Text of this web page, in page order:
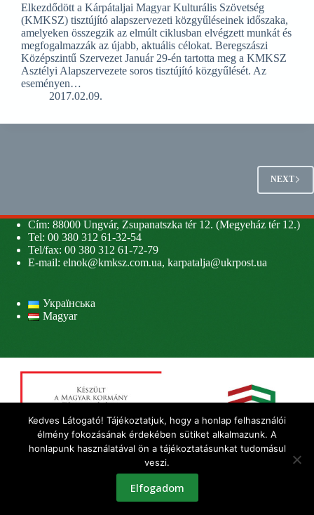
Elkezdődött a Kárpátaljai Magyar Kulturális Szövetség
(KMKSZ) tisztújító alapszervezeti közgyűléseinek időszaka,
amelyeken összegzik az elmúlt ciklusban elvégzett munkát és
megfogalmazzák az újabb, aktuális célokat. Beregszászi
Középszintű Szervezet Január 29-én tartotta meg a KMKSZ
Asztélyi Alapszervezete soros tisztújító közgyűlését. Az
eseményen…
2017.02.09.
NEXT
Cím: 88000 Ungvár, Zsupanatszka tér 12. (Megyeház tér 12.)
Tel: 00 380 312 61-32-54
Tel/fax: 00 380 312 61-72-79
E-mail: elnok@kmksz.com.ua, karpatalja@ukrpost.ua
Українська
Magyar
Kedves Látogató! Tájékoztatjuk, hogy a honlap felhasználói
élmény fokozásának érdekében sütiket alkalmazunk. A
honlapunk használatával ön a tájékoztatásunkat tudomásul
veszi.
Elfogadom